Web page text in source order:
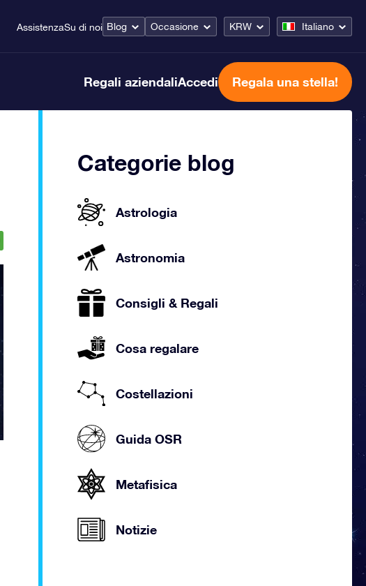
AssistenzaSu di noi Blog Occasione KRW Italiano
Regali aziendaliAccedi Regala una stella!
Categorie blog
Astrologia
Astronomia
Consigli & Regali
Cosa regalare
Costellazioni
Guida OSR
Metafisica
Notizie